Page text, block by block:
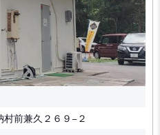
前兼久２６９−２